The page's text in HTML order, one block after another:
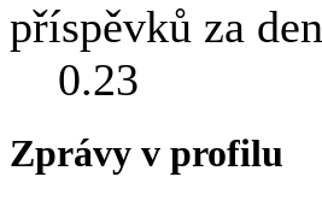
příspěvků za den
0.23
Zprávy v profilu